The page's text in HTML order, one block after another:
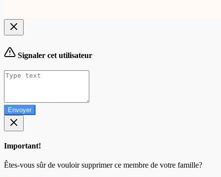
Signaler cet utilisateur
Envoyer
Important!
Êtes-vous sûr de vouloir supprimer ce membre de votre famille?